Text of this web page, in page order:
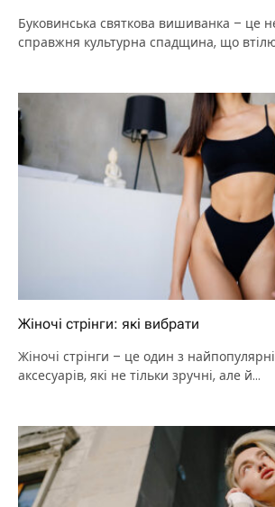
Буковинська святкова вишиванка – це
справжня культурна спадщина, що
Жіночі стрінги: які вибрати
Жіночі стрінги – це один з
аксесуарів, які не тільки зручні, але й…